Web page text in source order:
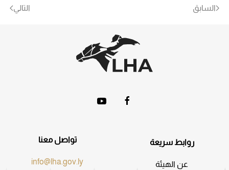
السابق التالي
روابط سريعة
عن الهيئة
تواصل معنا
info@lha.gov.ly